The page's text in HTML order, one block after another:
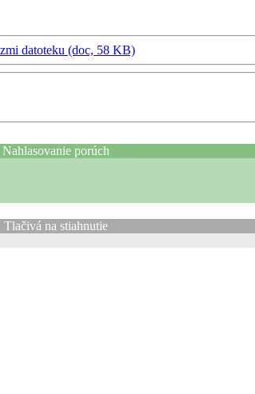
datoteku (doc, 58 KB)
Nahlasovanie porúch
Tlačivá na stiahnutie